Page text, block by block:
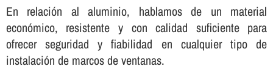
En relación al aluminio, hablamos de un material
económico, resistente y con calidad suficiente para
ofrecer seguridad y fiabilidad en cualquier tipo de
instalación de marcos de ventanas.